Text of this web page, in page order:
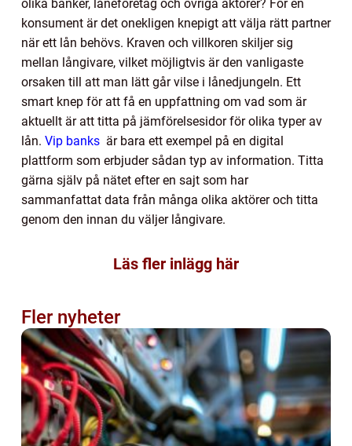
olika banker, låneföretag och övriga aktörer? För en
konsument är det onekligen knepigt att välja rätt partner
när ett lån behövs. Kraven och villkoren skiljer sig
mellan långivare, vilket möjligtvis är den vanligaste
orsaken till att man lätt går vilse i lånedjungeln. Ett
smart knep för att få en uppfattning om vad som är
aktuellt är att titta på jämförelsesidor för olika typer av
lån. Vip banks är bara ett exempel på en digital
plattform som erbjuder sådan typ av information. Titta
gärna själv på nätet efter en sajt som har
sammanfattat data från många olika aktörer och titta
genom den innan du väljer långivare.
Läs fler inlägg här
Fler nyheter